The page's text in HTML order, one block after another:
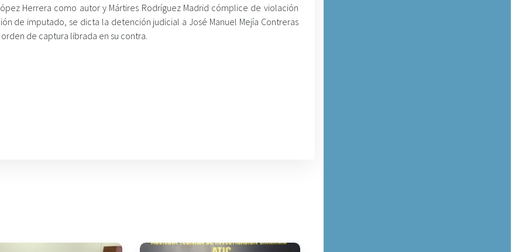
Herrera como autor y Mártires Rodríguez Madrid cómplice de violación
de imputado, se dicta la detención judicial a José Manuel Mejía Contreras
de captura librada en su contra.